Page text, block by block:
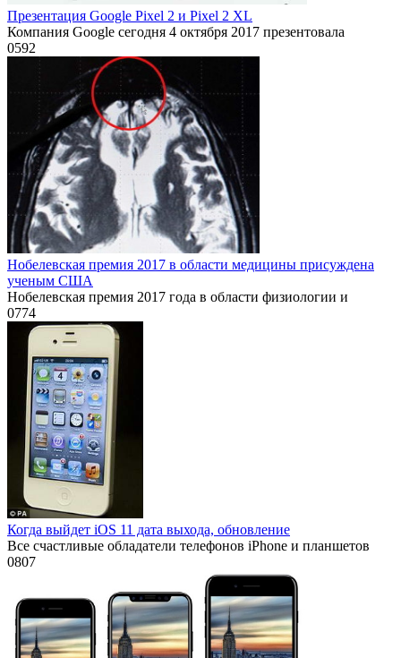
Презентация Google Pixel 2 и Pixel 2 XL
Компания Google сегодня 4 октября 2017 презентовала
0592
Нобелевская премия 2017 в области медицины присуждена
ученым США
Нобелевская премия 2017 года в области физиологии и
0774
Когда выйдет iOS 11 дата выхода, обновление
Все счастливые обладатели телефонов iPhone и планшетов
0807